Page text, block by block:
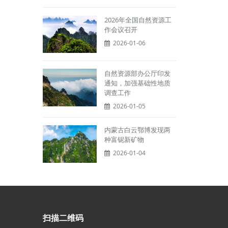
2026年全国自然资源工
作会议召开
2026-01-06
自然资源部办公厅印发
通知，加强基础性地质
调查工作
2026-01-05
内蒙古白云鄂博发现两
种富铌新矿物
2026-01-04
扫描二维码